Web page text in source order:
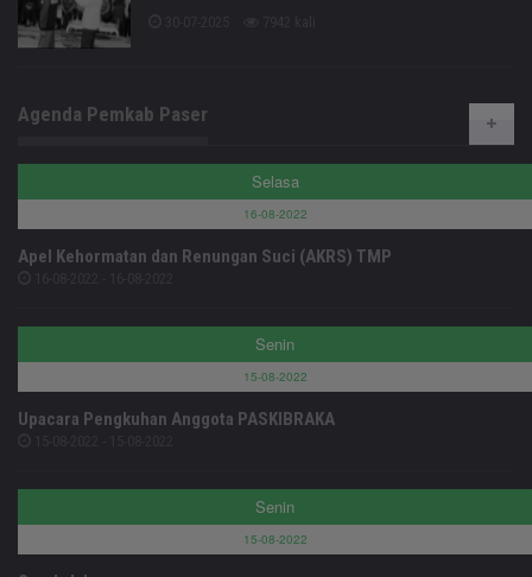
Agenda Pemkab Paser
Selasa
16-08-2022
Apel Kehormatan dan Renungan Suci (AKRS) TMP
Senin
15-08-2022
Upacara Pengkuhan Anggota PASKIBRAKA
Senin
15-08-2022